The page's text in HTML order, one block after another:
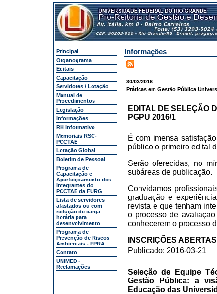
Principal
Organograma
Editais
Capacitação
Servidores / Lotação
Manual de
Procedimentos
Legislação
Informações
RH Informativo
Memoriais RSC-
PCCTAE
Lotação Global
Boletim de Pessoal
Programa de
Capacitação e
Aperfeiçoamento dos
Integrantes do
PCCTAE da FURG
Lista de servidores
afastados ou com
redução de carga
horária para
desenvolvimento
Programa de
Prevenção de Riscos
Ambientais - PPRA
Contato
UNIMED -
Reclamações
Informações
30/03/2016
Práticas em Gestão Pública
EDITAL DE SELEÇÃO
PGPU 2016/1
É com imensa
público o primeiro edital
Serão oferecidas, no
subáreas de publicação.
Convidamos
graduação e
revista e que tenham
o processo de
conhecerem o processo
INSCRIÇÕES
Publicado: 2016-03-21
Seleção de Equipe
Gestão Pública: a
Educação das